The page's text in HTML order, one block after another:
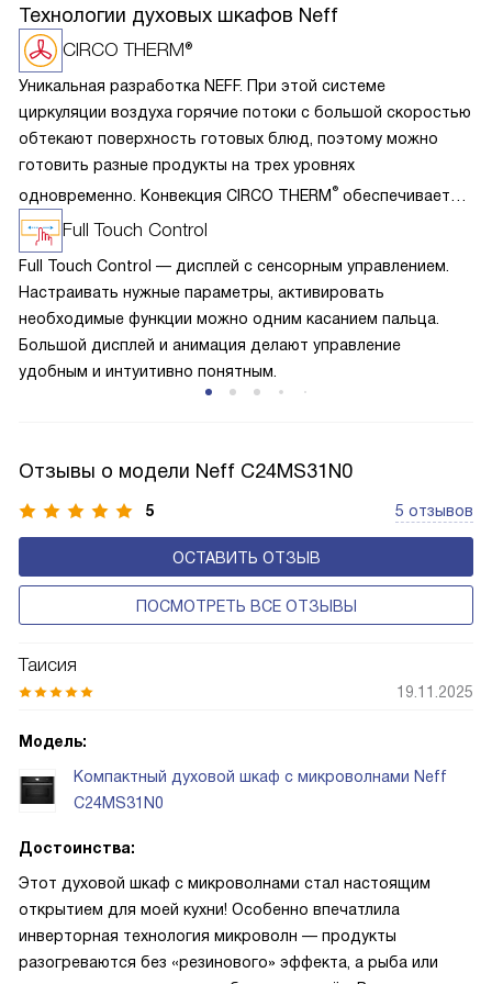
Технологии духовых шкафов Neff
CIRCO THERM®
Уникальная разработка NEFF. При этой системе
циркуляции воздуха горячие потоки с большой скоростью
обтекают поверхность готовых блюд, поэтому можно
готовить разные продукты на трех уровнях
одновременно. Конвекция CIRCO THERM ® обеспечивает
следующий эффект: быстрое запекание пор при
обжаривании и выпекании, сохранение сока, витаминов
и аромата. Благодаря эффективному использования жара
достаточно разогреть духовку на 160-190 градусов, что
значительно уменьшает загрязнение внутренней камеры
жировыми брызгами.
Full Touch Control
Full Touch Control — дисплей с сенсорным управлением.
Настраивать нужные параметры, активировать
необходимые функции можно одним касанием пальца.
Большой дисплей и анимация делают управление
удобным и интуитивно понятным.
Отзывы о модели Neff C24MS31N0
5 5 отзывов
ОСТАВИТЬ ОТЗЫВ
ПОСМОТРЕТЬ ВСЕ ОТЗЫВЫ
Таисия
19.11.2025
Модель:
Компактный духовой шкаф с микроволнами Neff
C24MS31N0
Достоинства:
Этот духовой шкаф с микроволнами стал настоящим
открытием для моей кухни! Особенно впечатлила
инверторная технология микроволн — продукты
разогреваются без «резинового» эффекта, а рыба или